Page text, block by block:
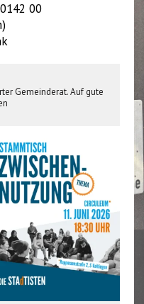
00
Gemeinderat. Auf gute